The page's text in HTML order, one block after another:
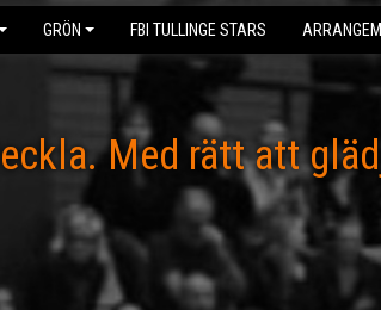
GRÖN FBI TULLINGE STARS
Med rätt att